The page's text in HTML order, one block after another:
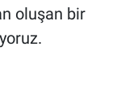
oluşan bir